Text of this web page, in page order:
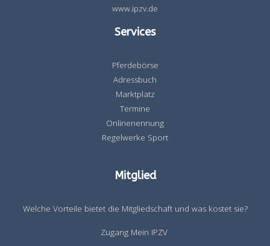
www.ipzv.de
Services
Pferdebörse
Adressbuch
Marktplatz
Termine
Onlinenennung
Regelwerke Sport
Mitglied
Welche Vorteile bietet die Mitgliedschaft und was kostet sie?
Zugang Mein IPZV